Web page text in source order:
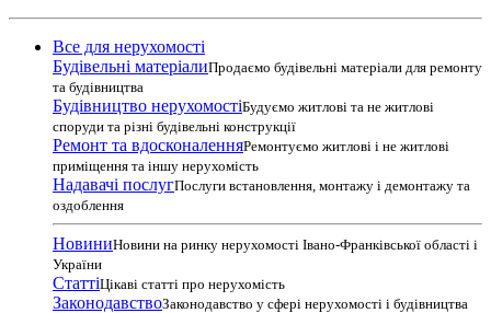
Все для нерухомості
Будівельні матеріалиПродаємо будівельні матеріали для ремонту
та будівництва
Будівництво нерухомостіБудуємо житлові та не житлові
споруди та різні будівельні конструкції
Ремонт та вдосконаленняРемонтуємо житлові і не житлові
приміщення та іншу нерухомість
Надавачі послугПослуги встановлення, монтажу і демонтажу та
оздоблення
НовиниНовини на ринку нерухомості Івано-Франківської області і
України
СтаттіЦікаві статті про нерухомість
ЗаконодавствоЗаконодавство у сфері нерухомості і будівництва